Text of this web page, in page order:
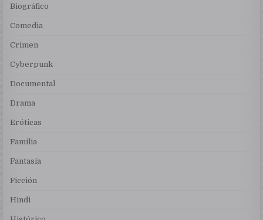
Biográfico
Comedia
Crimen
Cyberpunk
Documental
Drama
Eróticas
Familia
Fantasía
Ficción
Hindi